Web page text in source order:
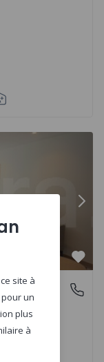
- 6
site à
un
plus
à